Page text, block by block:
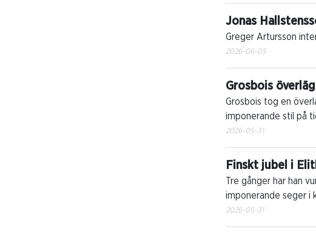
Jonas
Greger Artursson
2026-06-05
Grosbois
Grosbois tog en
imponerande stil på
2026-05-31
Finskt jubel i
Tre gånger har han
imponerande seger i
2026-05-31